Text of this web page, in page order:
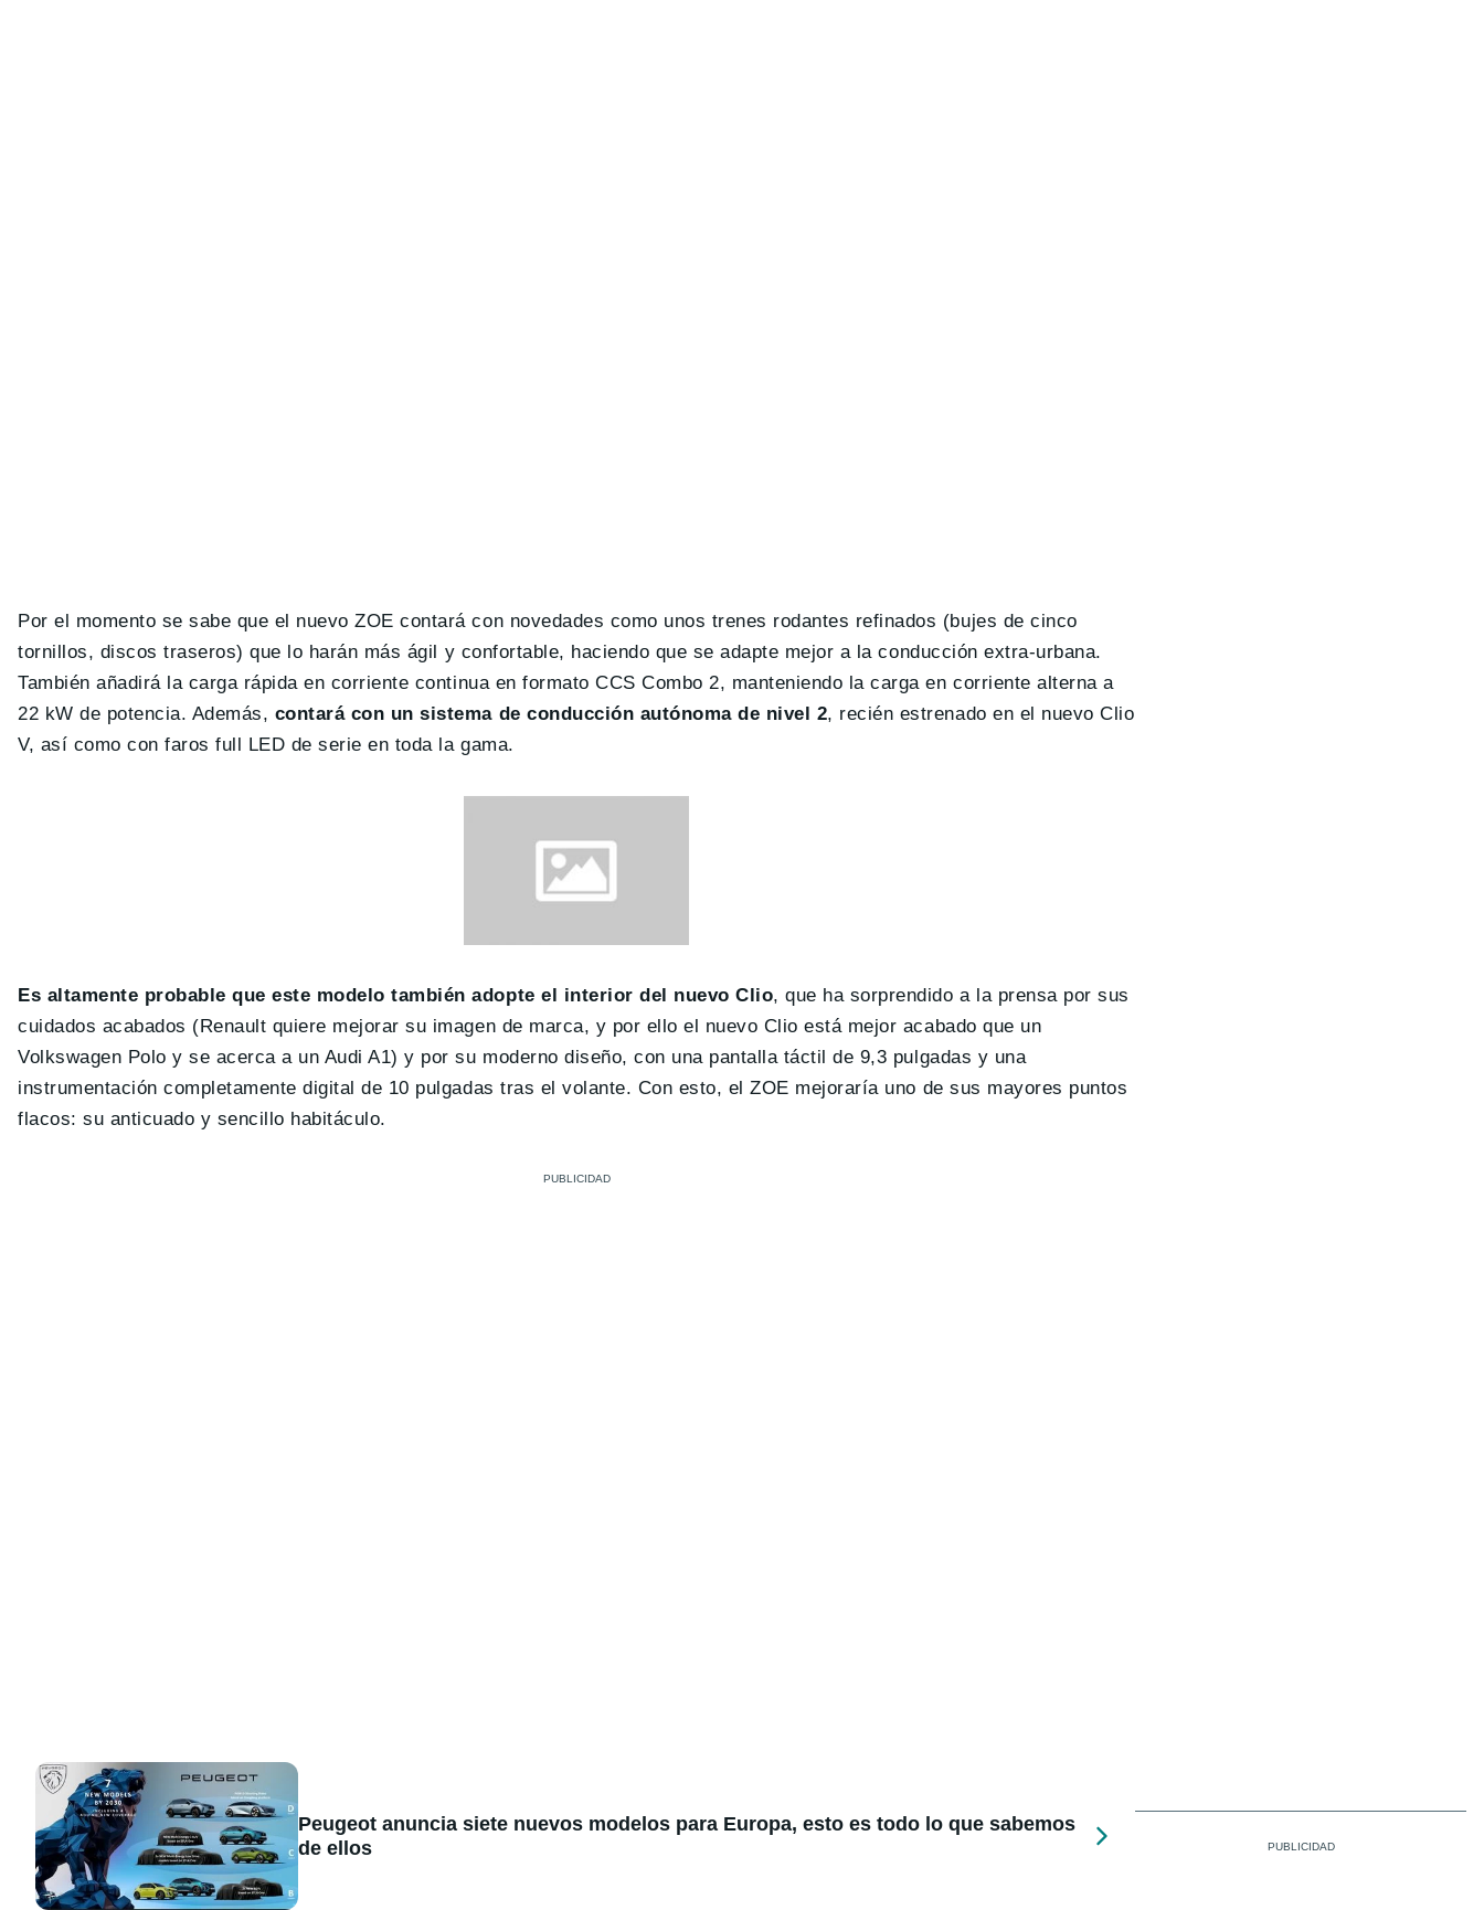
Por el momento se sabe que el nuevo ZOE contará con novedades como unos trenes rodantes refinados (bujes de cinco
tornillos, discos traseros) que lo harán más ágil y confortable, haciendo que se adapte mejor a la conducción extra-urbana.
También añadirá la carga rápida en corriente continua en formato CCS Combo 2, manteniendo la carga en corriente alterna a
22 kW de potencia. Además, contará con un sistema de conducción autónoma de nivel 2, recién estrenado en el nuevo Clio
V, así como con faros full LED de serie en toda la gama.
Es altamente probable que este modelo también adopte el interior del nuevo Clio, que ha sorprendido a la prensa por sus
cuidados acabados (Renault quiere mejorar su imagen de marca, y por ello el nuevo Clio está mejor acabado que un
Volkswagen Polo y se acerca a un Audi A1) y por su moderno diseño, con una pantalla táctil de 9,3 pulgadas y una
instrumentación completamente digital de 10 pulgadas tras el volante. Con esto, el ZOE mejoraría uno de sus mayores puntos
flacos: su anticuado y sencillo habitáculo.
Peugeot anuncia siete nuevos modelos para Europa, esto es todo lo que sabemos
de ellos